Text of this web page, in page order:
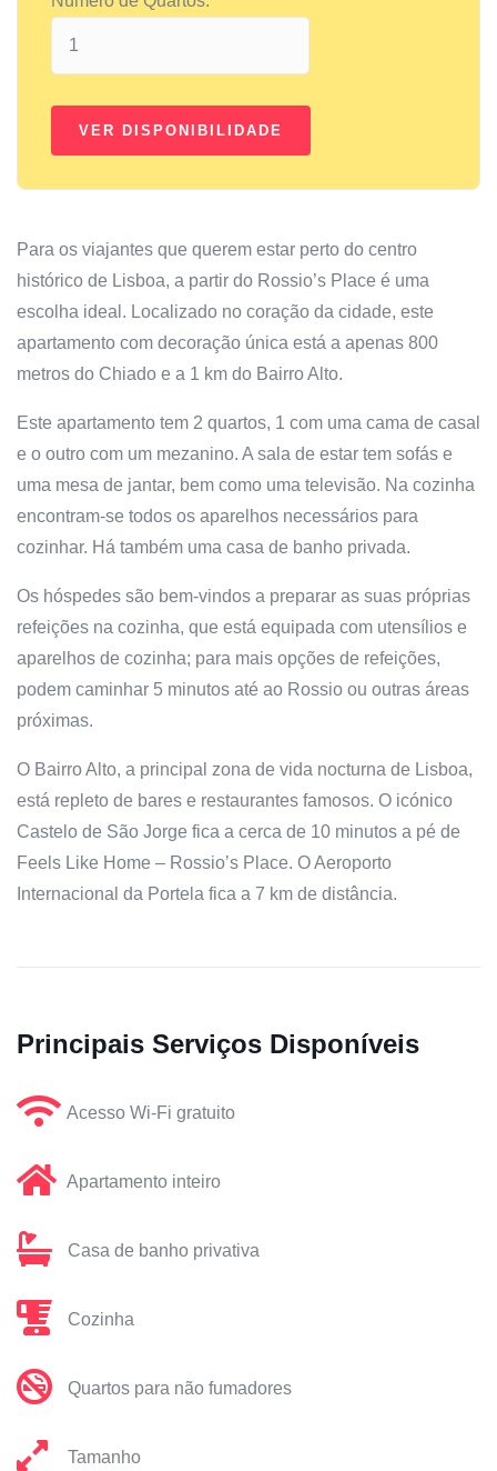
Para os viajantes que querem estar perto do centro
histórico de Lisboa, a partir do Rossio’s Place é uma
escolha ideal. Localizado no coração da cidade, este
apartamento com decoração única está a apenas 800
metros do Chiado e a 1 km do Bairro Alto.
Este apartamento tem 2 quartos, 1 com uma cama de casal
e o outro com um mezanino. A sala de estar tem sofás e
uma mesa de jantar, bem como uma televisão. Na cozinha
encontram-se todos os aparelhos necessários para
cozinhar. Há também uma casa de banho privada.
Os hóspedes são bem-vindos a preparar as suas próprias
refeições na cozinha, que está equipada com utensílios e
aparelhos de cozinha; para mais opções de refeições,
podem caminhar 5 minutos até ao Rossio ou outras áreas
próximas.
O Bairro Alto, a principal zona de vida nocturna de Lisboa,
está repleto de bares e restaurantes famosos. O icónico
Castelo de São Jorge fica a cerca de 10 minutos a pé de
Feels Like Home – Rossio’s Place. O Aeroporto
Internacional da Portela fica a 7 km de distância.
Principais Serviços Disponíveis
Acesso Wi-Fi gratuito
Apartamento inteiro
Casa de banho privativa
Cozinha
Quartos para não fumadores
Tamanho